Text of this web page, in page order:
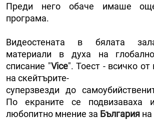
Преди него обаче имаше
програма.
Видеостената в бялата
материали в духа на
списание "Vice". Тоест - всичко от
на скейтърите-
суперзвезди до
По екраните се подвизаваха
любопитно мнение за България на